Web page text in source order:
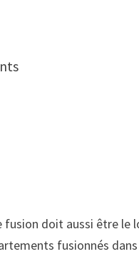
fusion doit aussi être
fusionnés